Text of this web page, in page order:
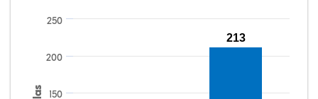
150
200
250
213